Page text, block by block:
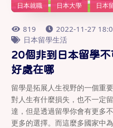
日本就職
日本大學 日本
819
2022-11-27
日本留學生活
20個非到日本留學
好處在哪
留學是拓展人生視野的一個重
對人生有什麼損失，也不一定
達，但是透過留學你會有更多
更多的選擇。而這麼多國家中